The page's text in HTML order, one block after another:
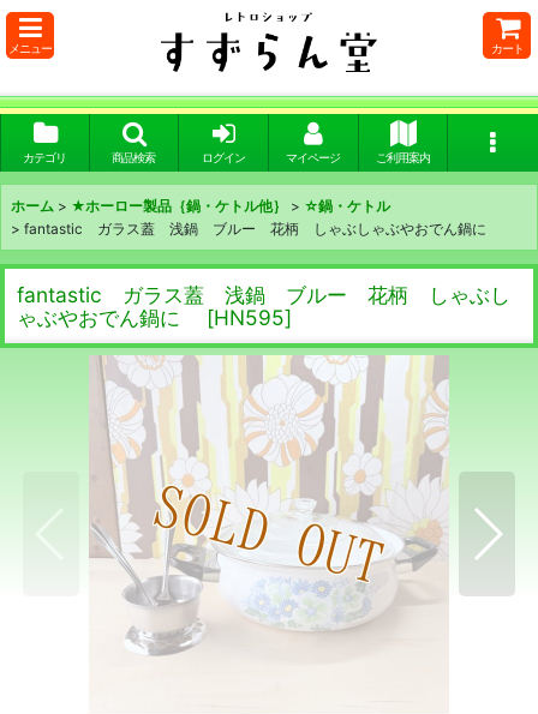
メニュー カート
カテゴリ 商品検索 ログイン マイページ ご利用案内
ホーム > ★ホーロー製品｛鍋・ケトル他｝ > ☆鍋・ケトル
> fantastic ガラス蓋 浅鍋 ブルー 花柄 しゃぶしゃぶやおでん鍋に
fantastic ガラス蓋 浅鍋 ブルー 花柄 しゃぶし
ゃぶやおでん鍋に
[HN595]